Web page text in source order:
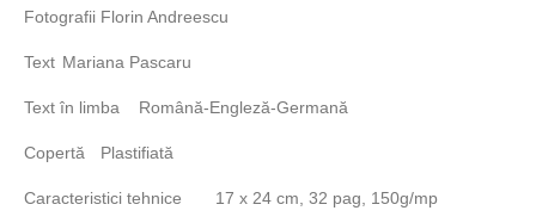
Fotografii Florin Andreescu
Text Mariana Pascaru
Text în limba Română-Engleză-Germană
Copertă Plastifiată
Caracteristici tehnice 17 x 24 cm, 32 pag, 150g/mp